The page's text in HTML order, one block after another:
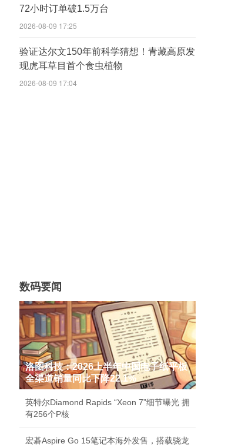
72小时订单破1.5万台
2026-08-09 17:25
验证达尔文150年前科学猜想！青藏高原发
现虎耳草目首个食虫植物
2026-08-09 17:04
数码要闻
洛图科技：2026上半年中国电子纸平板
全渠道销量同比下降22.1%
英特尔Diamond Rapids “Xeon 7”细节曝光 拥
有256个P核
宏碁Aspire Go 15笔记本海外发售，搭载骁龙